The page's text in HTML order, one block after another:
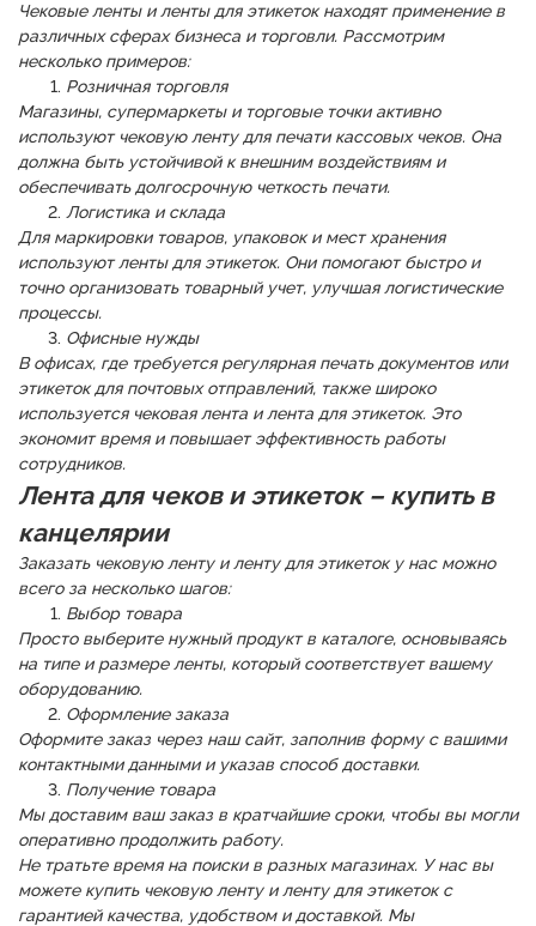
Чековые ленты и ленты для этикеток находят применение в
различных сферах бизнеса и торговли. Рассмотрим
несколько примеров:
Розничная торговля
Магазины, супермаркеты и торговые точки активно
используют чековую ленту для печати кассовых чеков. Она
должна быть устойчивой к внешним воздействиям и
обеспечивать долгосрочную четкость печати.
Логистика и склада
Для маркировки товаров, упаковок и мест хранения
используют ленты для этикеток. Они помогают быстро и
точно организовать товарный учет, улучшая логистические
процессы.
Офисные нужды
В офисах, где требуется регулярная печать документов или
этикеток для почтовых отправлений, также широко
используется чековая лента и лента для этикеток. Это
экономит время и повышает эффективность работы
сотрудников.
Лента для чеков и этикеток – купить в
канцелярии
Заказать чековую ленту и ленту для этикеток у нас можно
всего за несколько шагов:
Выбор товара
Просто выберите нужный продукт в каталоге, основываясь
на типе и размере ленты, который соответствует вашему
оборудованию.
Оформление заказа
Оформите заказ через наш сайт, заполнив форму с вашими
контактными данными и указав способ доставки.
Получение товара
Мы доставим ваш заказ в кратчайшие сроки, чтобы вы могли
оперативно продолжить работу.
Не тратьте время на поиски в разных магазинах. У нас вы
можете купить чековую ленту и ленту для этикеток с
гарантией качества, удобством и доставкой. Мы